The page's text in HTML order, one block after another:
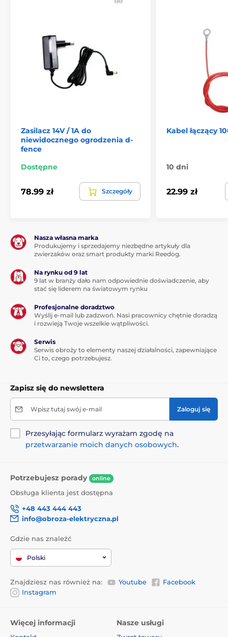
Akcesoria
Kable i adaptery
Zasilacz 14V / 1A do
niewidocznego ogrodzenia d-
fence
Dostępne
78.99 zł Szczegóły
Kabel łączący
10 dni
22.99 zł
Nasza własna marka
Produkujemy i sprzedajemy niezbędne artykuły dla
zwierzaków oraz smart produkty marki Reedog.
Na rynku od 9 lat
9 lat w branży dało nam odpowiednie doświadczenie, aby
stać się liderem na światowym rynku
Profesjonalne doradztwo
Wyślij e-mail lub zadzwoń. Nasi pracownicy chętnie doradzą
i rozwieją Twoje wszelkie wątpliwości.
Serwis
Serwis obroży to elementy naszej działalności, zapewniające
Ci to, czego potrzebujesz.
Zapisz się do newslettera
Wpisz tutaj swój e-mail Zaloguj się
Przesyłając formularz wyrażam zgodę na
przetwarzanie moich danych osobowych.
Potrzebujesz porady online
Obsługa klienta jest dostępna
+48 443 444 443
info@obroza-elektryczna.pl
Gdzie nas znaleźć
Polski
Znajdziesz nas również na: Youtube
Facebook
Instagram
Więcej informacji Nasze usługi